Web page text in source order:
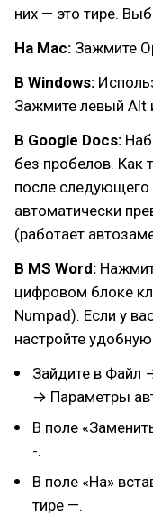
них — это тире.
На Mac: Зажмите
В Windows:
Зажмите левый Alt
В Google Docs:
без пробелов. Как
после следующего
автоматически
(работает
В MS Word:
цифровом блоке
Numpad). Если у
настройте
Зайдите в Файл
→ Параметры
В поле
-.
В поле «На»
тире —.